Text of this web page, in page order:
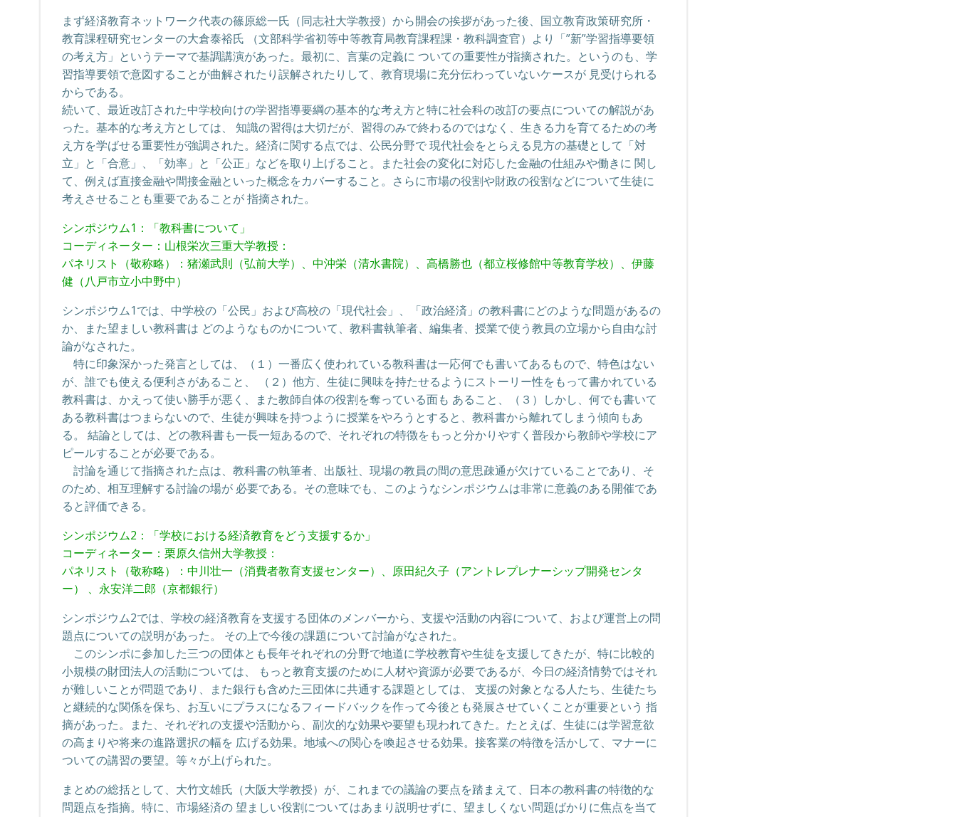
まず経済教育ネットワーク代表の篠原総一氏（同志社大学教授）から開会の挨拶があった後、国立教育政策研究所・
教育課程研究センターの大倉泰裕氏 （文部科学省初等中等教育局教育課程課・教科調査官）より「”新”学習指導要領
の考え方」というテーマで基調講演があった。最初に、言葉の定義に ついての重要性が指摘された。というのも、学
習指導要領で意図することが曲解されたり誤解されたりして、教育現場に充分伝わっていないケースが 見受けられる
からである。
続いて、最近改訂された中学校向けの学習指導要綱の基本的な考え方と特に社会科の改訂の要点についての解説があ
った。基本的な考え方としては、 知識の習得は大切だが、習得のみで終わるのではなく、生きる力を育てるための考
え方を学ばせる重要性が強調された。経済に関する点では、公民分野で 現代社会をとらえる見方の基礎として「対
立」と「合意」、「効率」と「公正」などを取り上げること。また社会の変化に対応した金融の仕組みや働きに 関し
て、例えば直接金融や間接金融といった概念をカバーすること。さらに市場の役割や財政の役割などについて生徒に
考えさせることも重要であることが 指摘された。
シンポジウム1：「教科書について」
コーディネーター：山根栄次三重大学教授：
パネリスト（敬称略）：猪瀬武則（弘前大学）、中沖栄（清水書院）、高橋勝也（都立桜修館中等教育学校）、伊藤
健（八戸市立小中野中）
シンポジウム1では、中学校の「公民」および高校の「現代社会」、「政治経済」の教科書にどのような問題があるの
か、また望ましい教科書は どのようなものかについて、教科書執筆者、編集者、授業で使う教員の立場から自由な討
論がなされた。
特に印象深かった発言としては、（１）一番広く使われている教科書は一応何でも書いてあるもので、特色はない
が、誰でも使える便利さがあること、 （２）他方、生徒に興味を持たせるようにストーリー性をもって書かれている
教科書は、かえって使い勝手が悪く、また教師自体の役割を奪っている面も あること、（３）しかし、何でも書いて
ある教科書はつまらないので、生徒が興味を持つように授業をやろうとすると、教科書から離れてしまう傾向もあ
る。 結論としては、どの教科書も一長一短あるので、それぞれの特徴をもっと分かりやすく普段から教師や学校にア
ピールすることが必要である。
討論を通じて指摘された点は、教科書の執筆者、出版社、現場の教員の間の意思疎通が欠けていることであり、そ
のため、相互理解する討論の場が 必要である。その意味でも、このようなシンポジウムは非常に意義のある開催であ
ると評価できる。
シンポジウム2：「学校における経済教育をどう支援するか」
コーディネーター：栗原久信州大学教授：
パネリスト（敬称略）：中川壮一（消費者教育支援センター）、原田紀久子（アントレプレナーシップ開発センタ
ー） 、永安洋二郎（京都銀行）
シンポジウム2では、学校の経済教育を支援する団体のメンバーから、支援や活動の内容について、および運営上の問
題点についての説明があった。 その上で今後の課題について討論がなされた。
このシンポに参加した三つの団体とも長年それぞれの分野で地道に学校教育や生徒を支援してきたが、特に比較的
小規模の財団法人の活動については、 もっと教育支援のために人材や資源が必要であるが、今日の経済情勢ではそれ
が難しいことが問題であり、また銀行も含めた三団体に共通する課題としては、 支援の対象となる人たち、生徒たち
と継続的な関係を保ち、お互いにプラスになるフィードバックを作って今後とも発展させていくことが重要という 指
摘があった。また、それぞれの支援や活動から、副次的な効果や要望も現われてきた。たとえば、生徒には学習意欲
の高まりや将来の進路選択の幅を 広げる効果。地域への関心を喚起させる効果。接客業の特徴を活かして、マナーに
ついての講習の要望。等々が上げられた。
まとめの総括として、大竹文雄氏（大阪大学教授）が、これまでの議論の要点を踏まえて、日本の教科書の特徴的な
問題点を指摘。特に、市場経済の 望ましい役割についてはあまり説明せずに、望ましくない問題ばかりに焦点を当て